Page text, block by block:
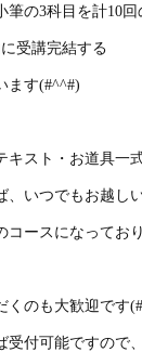
筆の3科目を計10回
受講完結する
ます(#^^#)
キスト・お道具一
、いつでもお越し
ースになってお
くのも大歓迎です
付可能ですので、